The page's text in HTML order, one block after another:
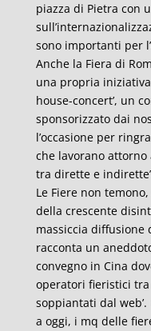
piazza di Pietra con
sono importanti per
Anche la Fiera di
una propria
house-concert’, un
sponsorizzato dai
l’occasione per
che lavorano attorno
tra dirette e
Le Fiere non
della crescente
massiccia diffusione
racconta un
convegno in Cina
operatori fieristici
soppiantati dal
a oggi, i mq delle